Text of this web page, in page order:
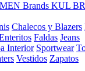
Brands KUL
Chalecos y Blazers
Faldas Jeans
Interior Sportwear
Vestidos Zapatos